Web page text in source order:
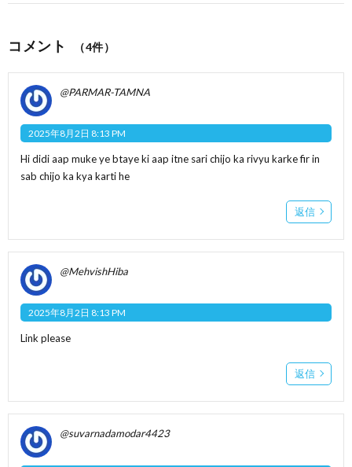
コメント （4件）
@PARMAR-TAMNA
2025年8月2日 8:13 PM
Hi didi aap muke ye btaye ki aap itne sari chijo ka rivyu karke fir in
sab chijo ka kya karti he
返信
@MehvishHiba
2025年8月2日 8:13 PM
Link please
返信
@suvarnadamodar4423